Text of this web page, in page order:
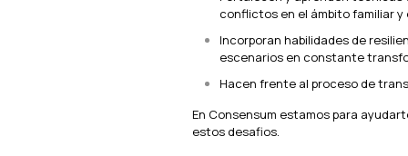
conflictos en el ámbito familiar y
Incorporan habilidades de
escenarios en constante
Hacen frente al proceso de
En Consensum estamos para
estos desafios.